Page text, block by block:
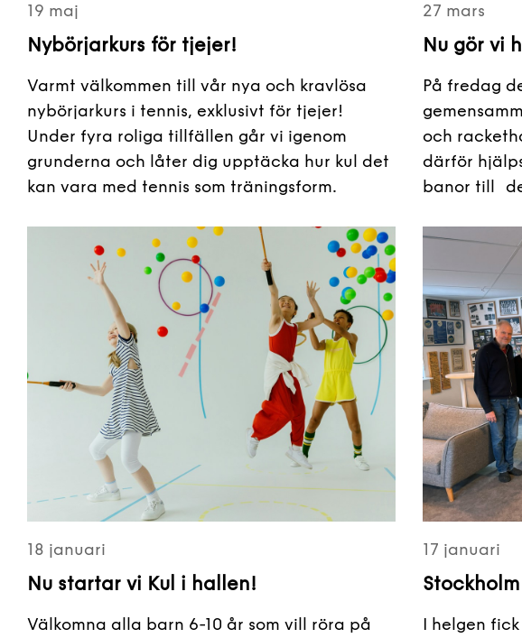
19 maj
Nybörjarkurs för tjejer!
Varmt välkommen till vår nya och kravlösa
nybörjarkurs i tennis, exklusivt för tjejer!
Under fyra roliga tillfällen går vi igenom
grunderna och låter dig upptäcka hur kul det
kan vara med tennis som träningsform.
27 mars
Nu gör vi
På fredag
och
därför
banor till
18 januari
Nu startar vi Kul i hallen!
Välkomna alla barn 6-10 år som vill röra på
17 januari
I helgen